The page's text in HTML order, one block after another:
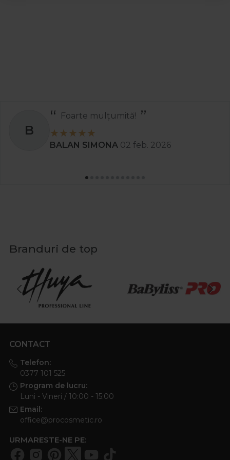
B
Foarte mulțumită!
BALAN SIMONA 02 feb. 2026
Branduri de top
CONTACT
Telefon:
0377 101 525
Program de lucru:
Luni - Vineri / 10:00 - 15:00
Email:
office@procosmetic.ro
URMARESTE-NE PE: